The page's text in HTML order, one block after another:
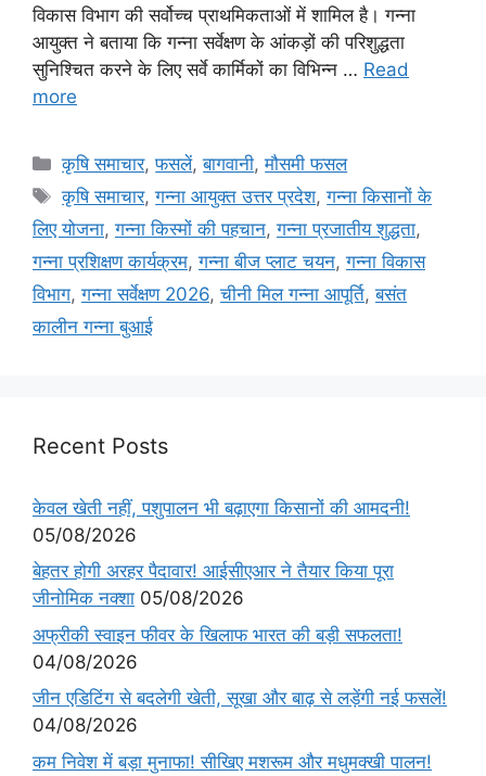
विकास विभाग की सर्वोच्च प्राथमिकताओं में शामिल है। गन्ना
आयुक्त ने बताया कि गन्ना सर्वेक्षण के आंकड़ों की परिशुद्धता
सुनिश्चित करने के लिए सर्वे कार्मिकों का विभिन्न … Read
more
कृषि समाचार,फसलें,बागवानी,मौसमी फसल
कृषि समाचार,गन्ना आयुक्त उत्तर प्रदेश,गन्ना किसानों के
लिए योजना,गन्ना किस्मों की पहचान,गन्ना प्रजातीय शुद्धता,
गन्ना प्रशिक्षण कार्यक्रम,गन्ना बीज प्लाट चयन,गन्ना विकास
विभाग,गन्ना सर्वेक्षण 2026,चीनी मिल गन्ना आपूर्ति,बसंत
कालीन गन्ना बुआई
Recent Posts
केवल खेती नहीं, पशुपालन भी बढ़ाएगा किसानों की आमदनी!
05/08/2026
बेहतर होगी अरहर पैदावार! आईसीएआर ने तैयार किया पूरा
जीनोमिक नक्शा 05/08/2026
अफ्रीकी स्वाइन फीवर के खिलाफ भारत की बड़ी सफलता!
04/08/2026
जीन एडिटिंग से बदलेगी खेती, सूखा और बाढ़ से लड़ेंगी नई फसलें!
04/08/2026
कम निवेश में बड़ा मुनाफा! सीखिए मशरूम और मधुमक्खी पालन!